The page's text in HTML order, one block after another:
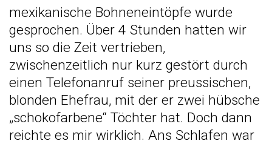
mexikanische Bohneneintöpfe wurde
gesprochen. Über 4 Stunden hatten wir
uns so die Zeit vertrieben,
zwischenzeitlich nur kurz gestört durch
einen Telefonanruf seiner preussischen,
blonden Ehefrau, mit der er zwei hübsche
„schokofarbene“ Töchter hat. Doch dann
reichte es mir wirklich. Ans Schlafen war